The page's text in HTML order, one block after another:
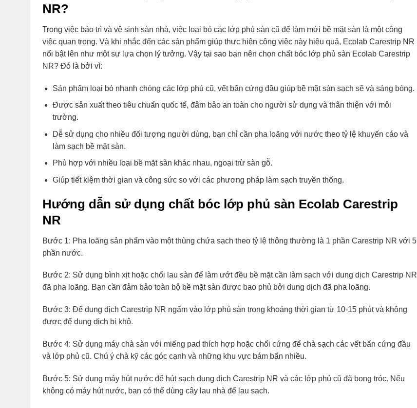
NR?
Trong việc bảo trì và vệ sinh sàn nhà, việc loại bỏ các lớp phủ sàn cũ để làm mới bề mặt sàn là một công
việc quan trọng. Và khi nhắc đến các sản phẩm giúp thực hiện công việc này hiệu quả, Ecolab Carestrip NR
nổi bật lên như một sự lựa chọn lý tưởng. Vậy tại sao bạn nên chọn chất bóc lớp phủ sàn Ecolab Carestrip
NR? Đó là bởi vì:
Sản phẩm loại bỏ nhanh chóng các lớp phủ cũ, vết bẩn cứng đầu giúp bề mặt sàn sạch sẽ và sáng bóng.
Được sản xuất theo tiêu chuẩn quốc tế, đảm bảo an toàn cho người sử dụng và thân thiện với môi
trường.
Dễ sử dụng cho nhiều đối tượng người dùng, bạn chỉ cần pha loãng với nước theo tỷ lệ khuyến cáo và
làm sạch bề mặt sàn.
Phù hợp với nhiều loại bề mặt sàn khác nhau, ngoại trừ sàn gỗ.
Giúp tiết kiệm thời gian và công sức so với các phương pháp làm sạch truyền thống.
Hướng dẫn sử dụng chất bóc lớp phủ sàn Ecolab Carestrip
NR
Bước 1: Pha loãng sản phẩm vào một thùng chứa sạch theo tỷ lệ thông thường là 1 phần Carestrip NR với 5
phần nước.
Bước 2: Sử dụng bình xịt hoặc chổi lau sàn để làm ướt đều bề mặt cần làm sạch với dung dịch Carestrip NR
đã pha loãng. Bạn cần đảm bảo toàn bộ bề mặt sàn được bao phủ bởi dung dịch đã pha loãng.
Bước 3: Để dung dịch Carestrip NR ngấm vào lớp phủ sàn trong khoảng thời gian từ 10-15 phút và không
được để dung dịch bị khô.
Bước 4: Sử dụng máy chà sàn với miếng pad thích hợp hoặc chổi cứng để chà sạch các vết bẩn cứng đầu
và lớp phủ cũ. Chú ý chà kỹ các góc cạnh và những khu vực bám bẩn nhiều.
Bước 5: Sử dụng máy hút nước để hút sạch dung dịch Carestrip NR và các lớp phủ cũ đã bong tróc. Nếu
không có máy hút nước, bạn có thể dùng cây lau nhà để lau sạch.